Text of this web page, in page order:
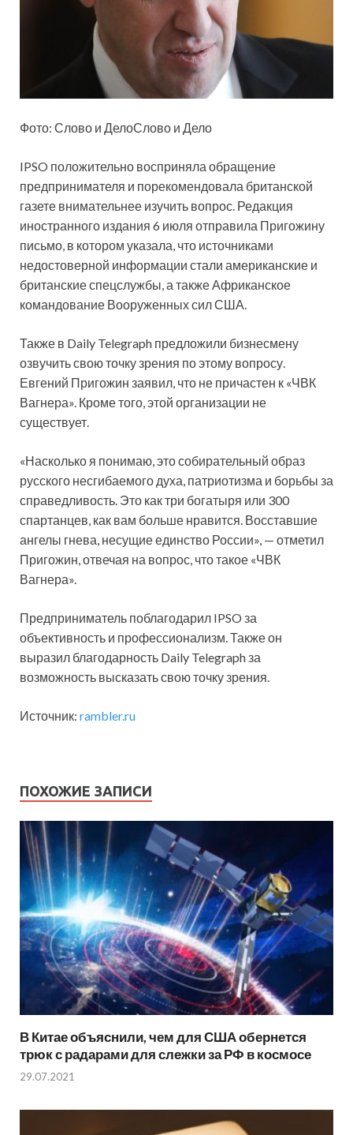
Фото: Слово и ДелоСлово и Дело
IPSO положительно восприняла обращение
предпринимателя и порекомендовала британской
газете внимательнее изучить вопрос. Редакция
иностранного издания 6 июля отправила Пригожину
письмо, в котором указала, что источниками
недостоверной информации стали американские и
британские спецслужбы, а также Африканское
командование Вооруженных сил США.
Также в Daily Telegraph предложили бизнесмену
озвучить свою точку зрения по этому вопросу.
Евгений Пригожин заявил, что не причастен к «ЧВК
Вагнера». Кроме того, этой организации не
существует.
«Насколько я понимаю, это собирательный образ
русского несгибаемого духа, патриотизма и борьбы за
справедливость. Это как три богатыря или 300
спартанцев, как вам больше нравится. Восставшие
ангелы гнева, несущие единство России», — отметил
Пригожин, отвечая на вопрос, что такое «ЧВК
Вагнера».
Предприниматель поблагодарил IPSO за
объективность и профессионализм. Также он
выразил благодарность Daily Telegraph за
возможность высказать свою точку зрения.
Источник: rambler.ru
ПОХОЖИЕ ЗАПИСИ
В Китае объяснили, чем для США обернется
трюк с радарами для слежки за РФ в космосе
29.07.2021